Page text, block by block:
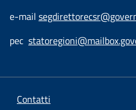
e-mail
pec
Contatti